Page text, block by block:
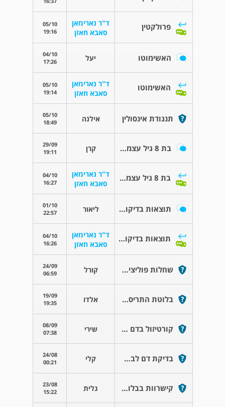
פרולקטין
ד"ר נארימאן
סאבא חאזן
05/10
19:16
האשימוטו יעל
04/10
17:26
האשימוטו
ד"ר נארימאן
סאבא חאזן
05/10
19:14
תנגודת אינסולין אילנה
05/10
18:49
בת 8 גיל עצמות 13 קרן
29/09
19:11
בת 8 גיל עצמות 13
ד"ר נארימאן
סאבא חאזן
04/10
16:27
תוצאות בדיקות קורטיזול acth ליאור
01/10
22:57
תוצאות בדיקות קורטיזול acth
ד"ר נארימאן
סאבא חאזן
04/10
16:26
שחלות פוליציסטיות קורל
24/09
06:59
בלוטת התריס ערכי בדיקה אלדו
19/09
19:35
קורטיזול בדם נמוך מאוד שירי
08/09
07:38
בדיקת דם לבת 7.5 קלי
24/08
00:21
קישרוות בבלוטת התריס גלית
23/08
15:22